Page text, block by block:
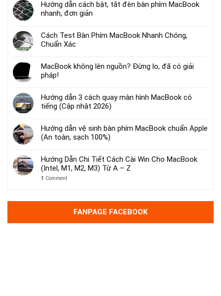
Hướng dẫn cách bật, tắt đèn bàn phím MacBook
nhanh, đơn giản
Cách Test Bàn Phím MacBook Nhanh Chóng,
Chuẩn Xác
MacBook không lên nguồn? Đừng lo, đã có giải
pháp!
Hướng dẫn 3 cách quay màn hình MacBook có
tiếng (Cập nhật 2026)
Hướng dẫn vệ sinh bàn phím MacBook chuẩn Apple
(An toàn, sạch 100%)
Hướng Dẫn Chi Tiết Cách Cài Win Cho MacBook
(Intel, M1, M2, M3) Từ A – Z
1 Comment
FANPAGE FACEBOOK